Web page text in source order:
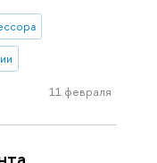
11 февраля